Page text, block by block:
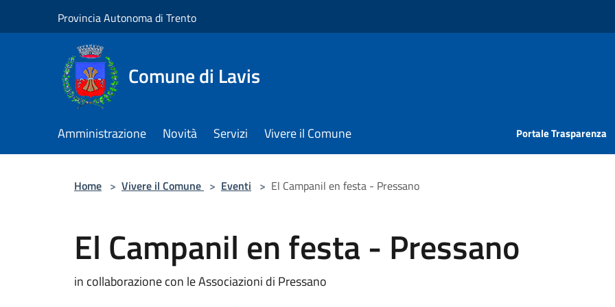
Provincia Autonoma di Trento
Comune di Lavis
Amministrazione Novità Servizi Vivere il Comune Portale Trasparenza
Home > Vivere il Comune > Eventi > El Campanil en festa - Pressano
El Campanil en festa - Pressano
in collaborazione con le Associazioni di Pressano